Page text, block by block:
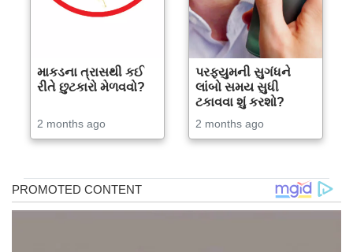
માકડના ત્રાસથી કઈ
રીતે છુટકારો મેળવવો?
2 months ago
પરફ્યુમની સુગંધને
લાંબો સમય સુધી
ટકાવવા શું કરશો?
2 months ago